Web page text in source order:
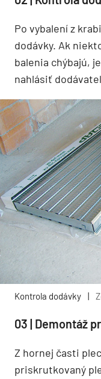
Po vybalení z
dodávky. Ak
balenia chýbajú,
nahlásiť
Kontrola dodávky |
03 | Demontáž
Z hornej časti
priskrutkovaný